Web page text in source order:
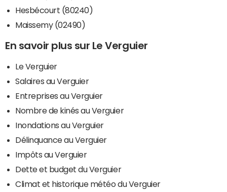
Hesbécourt (80240)
Maissemy (02490)
En savoir plus sur Le Verguier
Le Verguier
Salaires au Verguier
Entreprises au Verguier
Nombre de kinés au Verguier
Inondations au Verguier
Délinquance au Verguier
Impôts au Verguier
Dette et budget du Verguier
Climat et historique météo du Verguier